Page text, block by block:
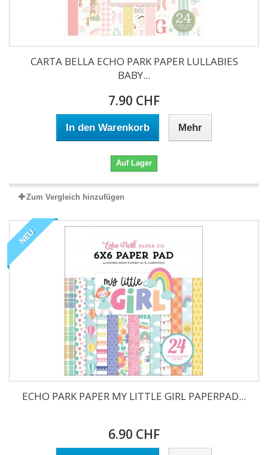
CARTA BELLA ECHO PARK PAPER LULLABIES
BABY...
7.90 CHF
In den Warenkorb Mehr
Auf Lager
Zum Vergleich hinzufügen
NEU
ECHO PARK PAPER MY LITTLE GIRL PAPERPAD...
6.90 CHF